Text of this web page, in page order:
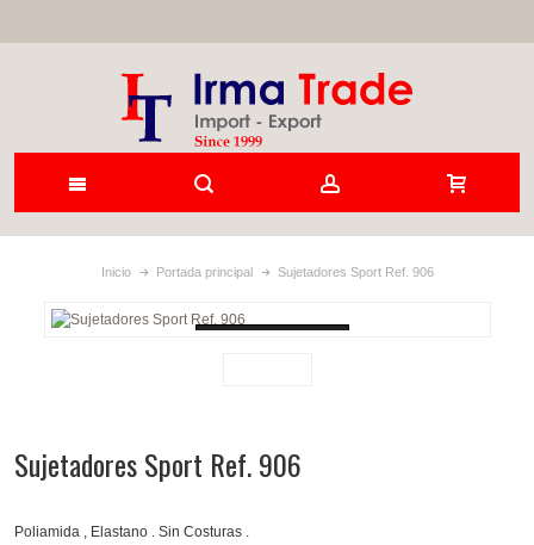
Inicio Portada principal Sujetadores Sport Ref. 906
Sujetadores Sport Ref. 906
Poliamida , Elastano . Sin Costuras .